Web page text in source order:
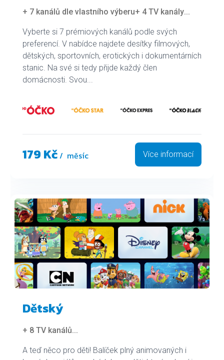
+ 7 kanálů dle vlastního výberu+ 4 TV kanály...
Vyberte si 7 prémiových kanálů podle svých
preferencí. V nabídce najdete desítky filmových,
dětských, sportovních, erotických i dokumentárních
stanic. Na své si tedy přijde každý člen
domácnosti. Svou...
179 Kč/ měsíc Více informací
Dětský
+ 8 TV kanálů...
A teď něco pro děti! Balíček plný animovaných i